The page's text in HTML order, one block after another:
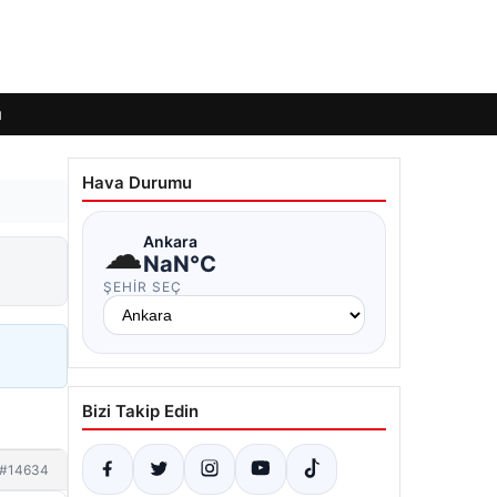
#14634
Hava Durumu
☁Ankara
NaN°C
ŞEHIR SEÇ
Bizi Takip Edin